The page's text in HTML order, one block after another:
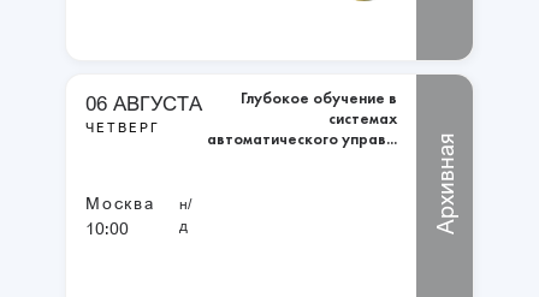
06 АВГУСТА
ЧЕТВЕРГ
Глубокое обучение в
системах
автоматического управ...
Москва
10:00
н/
д
Архивная